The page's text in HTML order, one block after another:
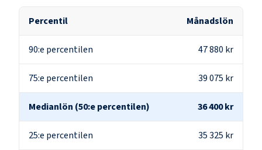
Percentil Månadslön
90:e percentilen 47 880 kr
75:e percentilen 39 075 kr
Medianlön (50:e percentilen) 36 400 kr
25:e percentilen 35 325 kr